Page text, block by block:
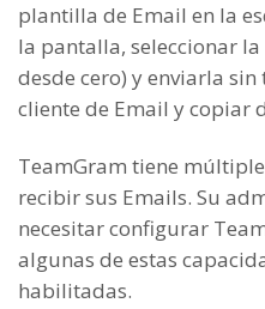
plantilla de Email en la
la pantalla, seleccionar
desde cero) y enviarla
cliente de Email y copiar
TeamGram tiene
recibir sus Emails. Su
necesitar configurar
algunas de estas
habilitadas.